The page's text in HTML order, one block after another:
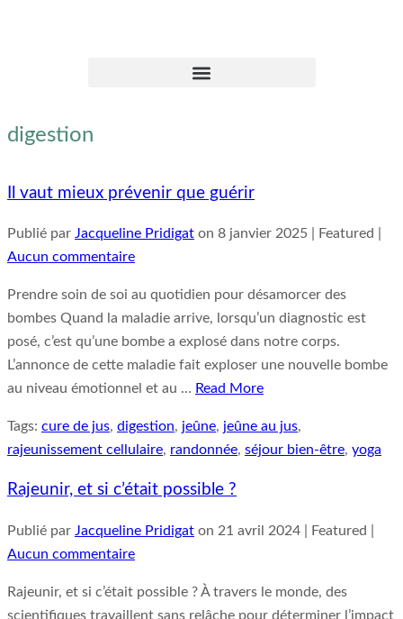
digestion
Il vaut mieux prévenir que guérir
Publié par Jacqueline Pridigat on 8 janvier 2025 | Featured
Aucun commentaire
Prendre soin de soi au quotidien pour désamorcer des
bombes Quand la maladie arrive, lorsqu’un diagnostic est
posé, c’est qu’une bombe a explosé dans notre corps.
L’annonce de cette maladie fait exploser une nouvelle bombe
au niveau émotionnel et au … Read More
Tags: cure de jus, digestion, jeûne, jeûne au jus,
rajeunissement cellulaire, randonnée, séjour bien-être, yoga
Rajeunir, et si c’était possible ?
Publié par Jacqueline Pridigat on 21 avril 2024 | Featured
Aucun commentaire
Rajeunir, et si c’était possible ? À travers le monde, des
scientifiques travaillent sans relâche pour déterminer l’impact